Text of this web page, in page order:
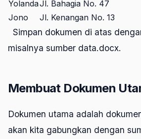
YolandaJl. Bahagia No. 47
Jono
Jl. Kenangan No. 13
Simpan dokumen di atas
misalnya sumber data.docx.
Membuat Dokumen
Dokumen utama adalah
akan kita gabungkan dengan